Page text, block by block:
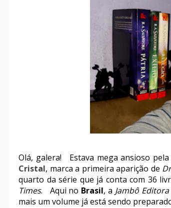
Olá, galera! Estava mega ansioso
Cristal, marca a primeira aparição de
quarto da série que já conta com 36
Times. Aqui no Brasil, a Jambô Editora
mais um volume já está sendo